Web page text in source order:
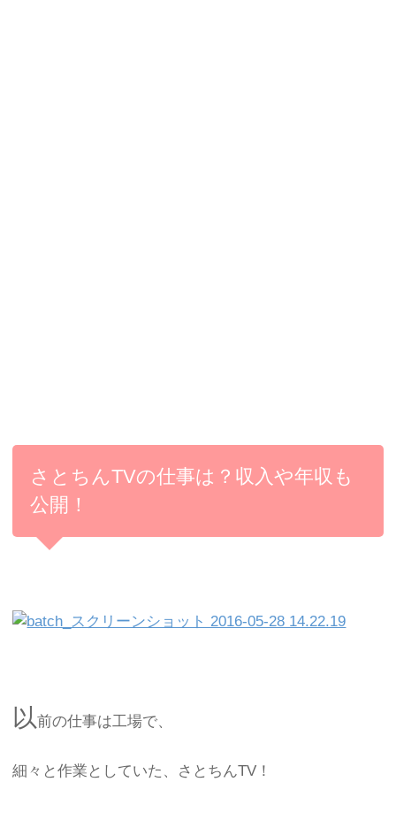
さとちんTVの仕事は？収入や年収も
公開！
以前の仕事は工場で、
細々と作業としていた、さとちんTV！